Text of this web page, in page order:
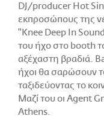
DJ/producer Hot
εκπροσώπους της
"Knee Deep In
του ήχο στο booth
αξέχαστη βραδιά.
ήχοι θα σαρώσουν
ταξιδεύοντας το
Μαζί του οι Agent
Athens.